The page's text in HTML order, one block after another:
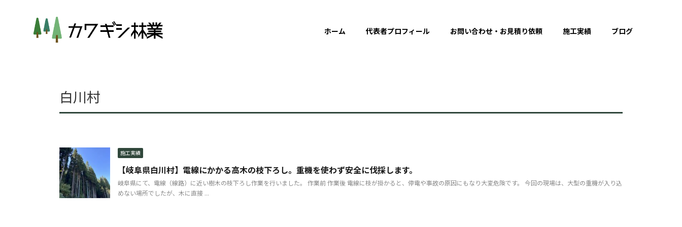
ホーム 代表者プロフィール お問い合わせ・お見積り依頼 施工実績 ブログ
白川村
施工実績
【岐阜県白川村】電線にかかる高木の枝下ろし。重機を使わず安全に伐採します。
岐阜県にて、電線（線路）に近い樹木の枝下ろし作業を行いました。 作業前 作業後 電線に枝が掛かると、停電や事故の原因にもなり大変危険です。 今回の現場は、大型の重機が入り込
めない場所でしたが、木に直接 ...